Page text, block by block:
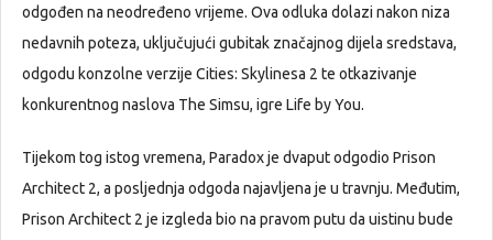
odgođen na neodređeno vrijeme. Ova odluka dolazi nakon niza
nedavnih poteza, uključujući gubitak značajnog dijela sredstava,
odgodu konzolne verzije Cities: Skylinesa 2 te otkazivanje
konkurentnog naslova The Simsu, igre Life by You.
Tijekom tog istog vremena, Paradox je dvaput odgodio Prison
Architect 2, a posljednja odgoda najavljena je u travnju. Međutim,
Prison Architect 2 je izgleda bio na pravom putu da uistinu bude